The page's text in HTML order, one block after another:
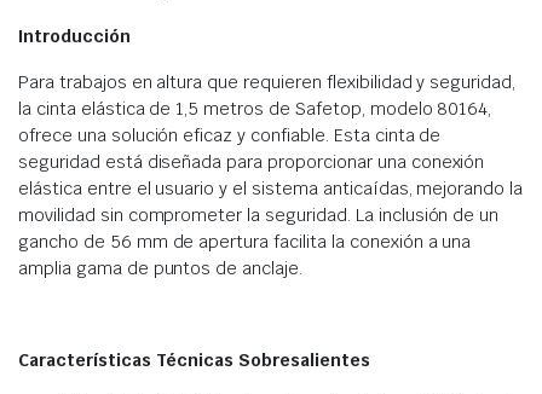
Introducción
Para trabajos en altura que requieren flexibilidad y seguridad,
la cinta elástica de 1,5 metros de Safetop, modelo 80164,
ofrece una solución eficaz y confiable. Esta cinta de
seguridad está diseñada para proporcionar una conexión
elástica entre el usuario y el sistema anticaídas, mejorando la
movilidad sin comprometer la seguridad. La inclusión de un
gancho de 56 mm de apertura facilita la conexión a una
amplia gama de puntos de anclaje.
Características Técnicas Sobresalientes